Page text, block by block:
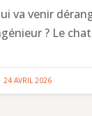
va venir
? Le
24 AVRIL 2026